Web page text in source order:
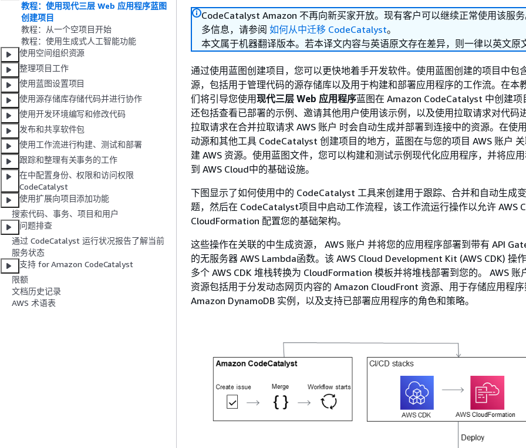
教程：使用现代三层 Web 应用程序蓝图
创建项目
教程：从一个空项目开始
教程：使用生成式人工智能功能
使用空间组织资源
整理项目工作
使用蓝图设置项目
使用源存储库存储代码并进行协作
使用开发环境编写和修改代码
发布和共享软件包
使用工作流进行构建、测试和部署
跟踪和整理有关事务的工作
在中配置身份、权限和访问权限
CodeCatalyst
使用扩展向项目添加功能
搜索代码、事务、项目和用户
问题排查
通过 CodeCatalyst 运行状况报告了解当前
服务状态
支持 for Amazon CodeCatalyst
限额
文档历史记录
AWS 术语表
CodeCatalyst Amazon 不再向新买家开放。现有客户可以继续正常使用该服
多信息，请参阅 如何从中迁移 CodeCatalyst。
本文属于机器翻译版本。若本译文内容与英语原文存在差异，则一律以英文原
通过使用蓝图创建项目，您可以更快地着手开发软件。使用蓝图创建的项目中包
源，包括用于管理代码的源存储库以及用于构建和部署应用程序的工作流。在本
们将引导您使用现代三层 Web 应用程序蓝图在 Amazon CodeCatalyst 中创建项
还包括查看已部署的示例、邀请其他用户使用该示例，以及使用拉取请求对代码
拉取请求在合并拉取请求 AWS 账户 时会自动生成并部署到连接中的资源。在使
动源和其他工具 CodeCatalyst 创建项目的地方，蓝图在与您的项目 AWS 账户 关
建 AWS 资源。使用蓝图文件，您可以构建和测试示例现代化应用程序，并将应
到 AWS Cloud中的基础设施。
下图显示了如何使用中的 CodeCatalyst 工具来创建用于跟踪、合并和自动生成
题，然后在 CodeCatalyst项目中启动工作流程，该工作流运行操作以允许 AWS
CloudFormation 配置您的基础架构。
这些操作在关联的中生成资源， AWS 账户 并将您的应用程序部署到带有 API
的无服务器 AWS Lambda函数。该 AWS Cloud Development Kit (AWS CDK) 操
多个 AWS CDK 堆栈转换为 CloudFormation 模板并将堆栈部署到您的。 AWS 账
资源包括用于分发动态网页内容的 Amazon CloudFront 资源、用于存储应用程
Amazon DynamoDB 实例，以及支持已部署应用程序的角色和策略。